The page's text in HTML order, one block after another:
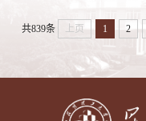
共839条 上页 1 2